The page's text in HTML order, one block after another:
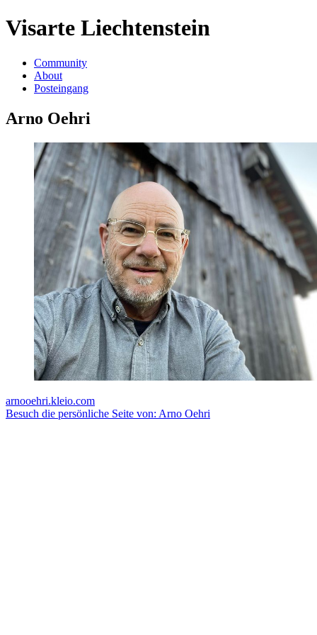
Visarte Liechtenstein
Community
About
Posteingang
Arno Oehri
arnooehri.kleio.com
Besuch die persönliche Seite von: Arno Oehri